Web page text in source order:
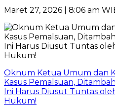
Maret 27, 2026 | 8:06 am
Oknum Ketua Umum dan
Kasus Pemalsuan,
Ini Harus Diusut Tuntas
Hukum!